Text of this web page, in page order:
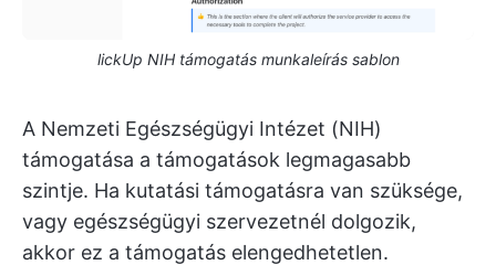
lickUp NIH támogatás munkaleírás sablon
A Nemzeti Egészségügyi Intézet (NIH)
támogatása a támogatások legmagasabb
szintje. Ha kutatási támogatásra van szüksége,
vagy egészségügyi szervezetnél dolgozik,
akkor ez a támogatás elengedhetetlen.